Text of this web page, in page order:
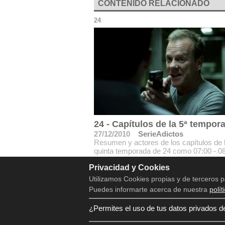
CONTENIDO RELACIONADO
24
24 - Capítulos de la 5ª
27/12/2010
SerieAdictos
Resumen y actores de los capítulos de
quinta temporada de 24 como 07:00 -
A.M..11:00 - 12:00 P.M.,
Privacidad y Cookies
Utilizamos Cookies propias y de terceros
Puedes informarte acerca de nuestra
¿Permites el uso de tus datos privados